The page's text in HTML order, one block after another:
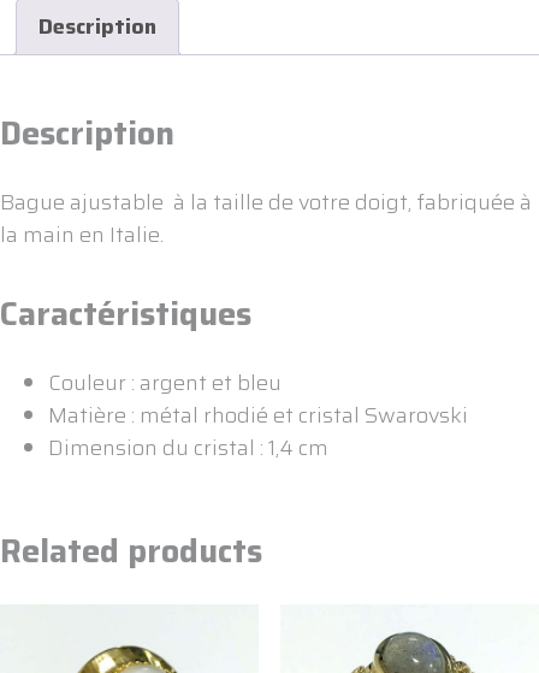
Description
Description
Bague ajustable à la taille de votre doigt, fabriquée à
la main en Italie.
Caractéristiques
Couleur : argent et bleu
Matière : métal rhodié et cristal Swarovski
Dimension du cristal : 1,4 cm
Related products